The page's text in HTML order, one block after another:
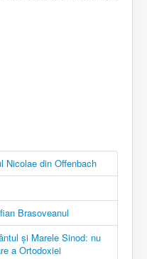
Nicolae din Offenbach
Brasoveanul
şi Marele Sinod: nu
a Ortodoxiei